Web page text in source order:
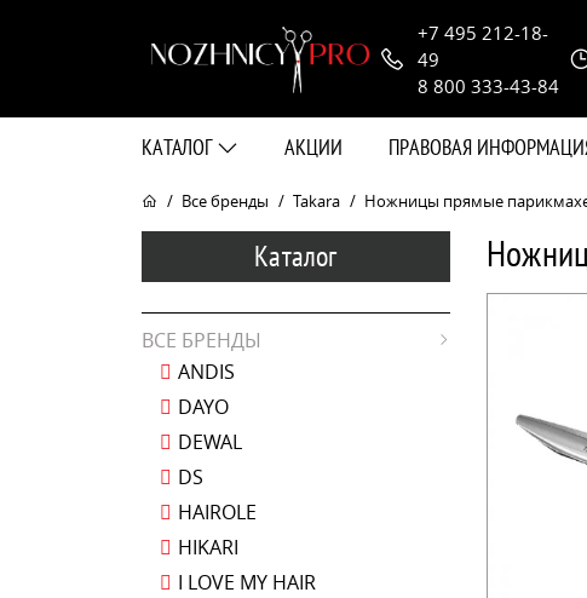
+7 495 212-18-
49
8 800 333-43-84
КАТАЛОГ АКЦИИ ПРАВОВАЯ
Все бренды Takara Ножницы прямые
Каталог
ВСЕ БРЕНДЫ
ANDIS
DAYO
DEWAL
DS
HAIROLE
HIKARI
I LOVE MY HAIR